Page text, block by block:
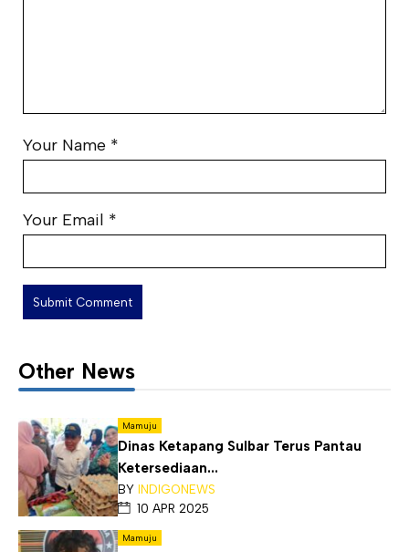
Your Name *
Your Email *
Other News
Mamuju
Dinas Ketapang Sulbar Terus Pantau
Ketersediaan...
BY INDIGONEWS
10 APR 2025
Mamuju